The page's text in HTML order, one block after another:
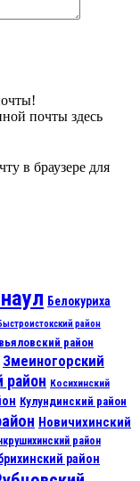
почты здесь
в браузере для
Белокуриха
район
район
Змеиногорский
район Косихинский
Кулундинский район
Новичихинский
район
район